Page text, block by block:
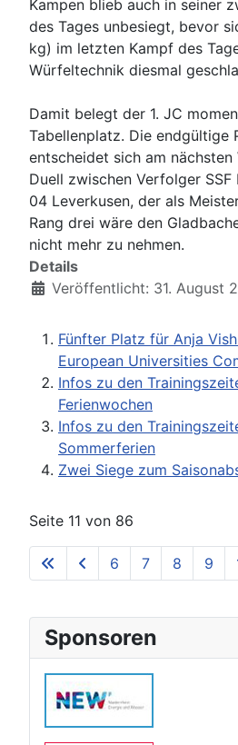
Kampen blieb auch in seiner
des Tages unbesiegt, bevor
kg) im letzten Kampf des
Würfeltechnik diesmal
Damit belegt der 1. JC
Tabellenplatz. Die endgültige
entscheidet sich am nächsten
Duell zwischen Verfolger SSF
04 Leverkusen, der als
Rang drei wäre den
nicht mehr zu nehmen.
Details
Veröffentlicht: 31. August
Fünfter Platz für Anja
European Universities
Infos zu den
Ferienwochen
Infos zu den
Sommerferien
Zwei Siege zum
Seite 11 von 86
6 7 8 9
Sponsoren